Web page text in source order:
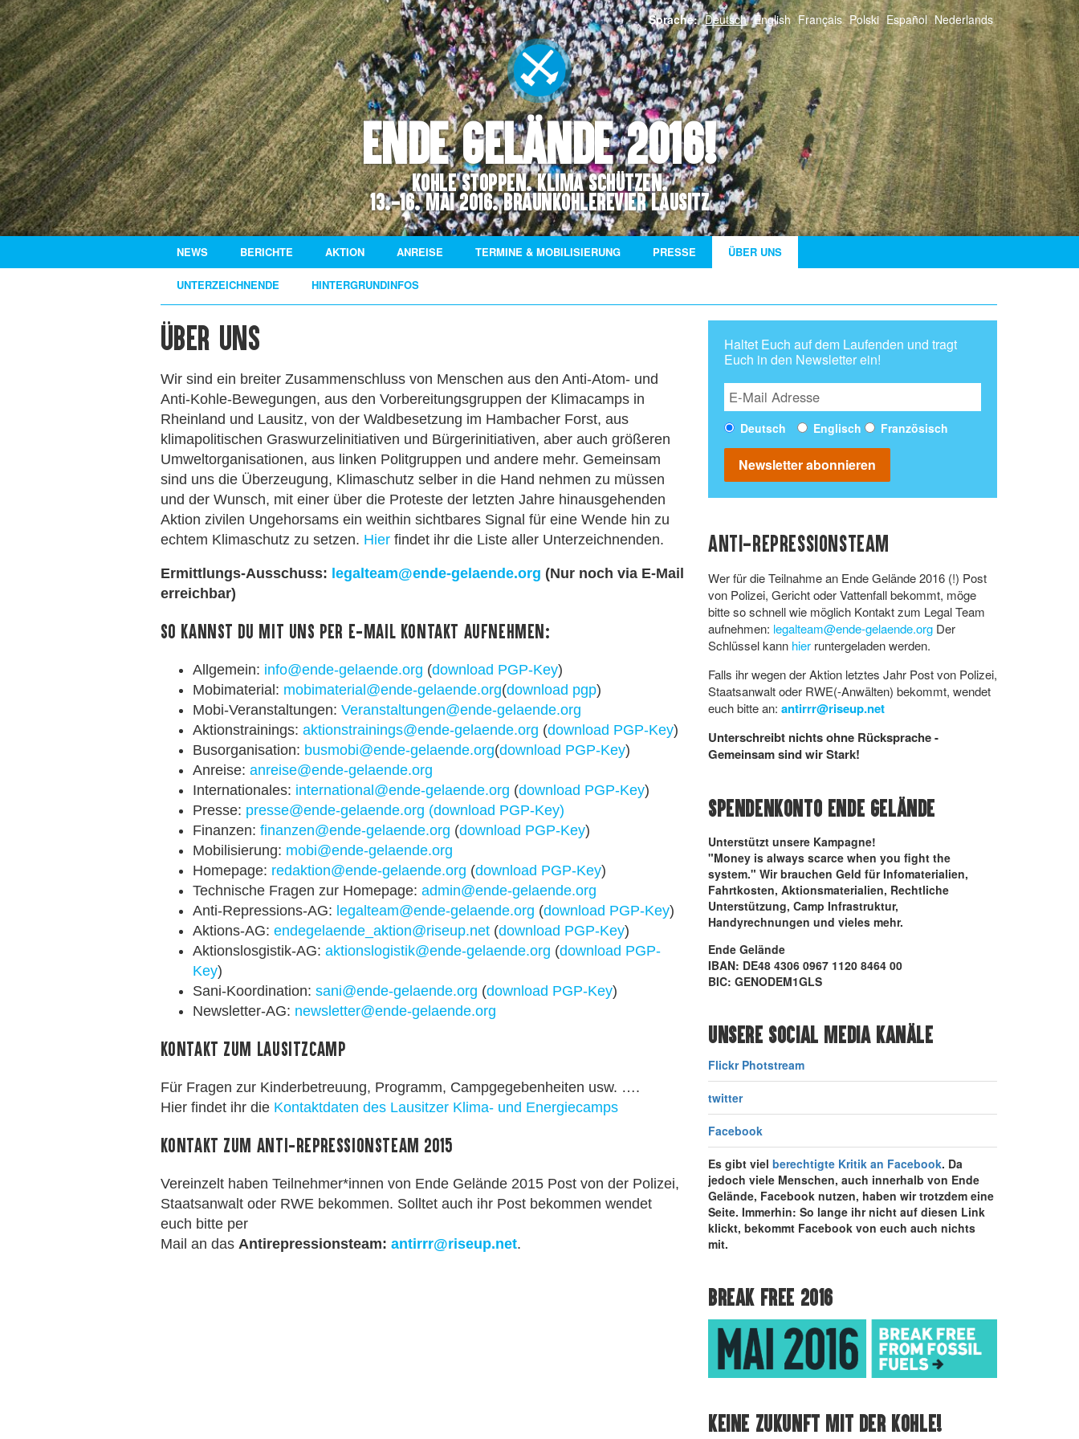
Sprache: Deutsch English Français Polski Español Nederlands
Ende Gelände 2016!
Kohle stoppen. Klima schützen.
13.-16. Mai 2016. Braunkohlerevier Lausitz
NEWS BERICHTE AKTION ANREISE TERMINE & MOBILISIERUNG PRESSE ÜBER UNS
UNTERZEICHNENDE HINTERGRUNDINFOS
Über uns
Wir sind ein breiter Zusammenschluss von Menschen aus den Anti-Atom- und
Anti-Kohle-Bewegungen, aus den Vorbereitungsgruppen der Klimacamps in
Rheinland und Lausitz, von der Waldbesetzung im Hambacher Forst, aus
klimapolitischen Graswurzelinitiativen und Bürgerinitiativen, aber auch größeren
Umweltorganisationen, aus linken Politgruppen und andere mehr. Gemeinsam
sind uns die Überzeugung, Klimaschutz selber in die Hand nehmen zu müssen
und der Wunsch, mit einer über die Proteste der letzten Jahre hinausgehenden
Aktion zivilen Ungehorsams ein weithin sichtbares Signal für eine Wende hin zu
echtem Klimaschutz zu setzen. Hierfindet ihr die Liste aller Unterzeichnenden.
Ermittlungs-Ausschuss: legalteam@ende-gelaende.org (Nur noch via E-Mail
erreichbar)
So kannst Du mit uns per E-Mail Kontakt aufnehmen:
Allgemein: info@ende-gelaende.org (download PGP-Key)
Mobimaterial: mobimaterial@ende-gelaende.org(download pgp)
Mobi-Veranstaltungen: Veranstaltungen@ende-gelaende.org
Aktionstrainings: aktionstrainings@ende-gelaende.org (download PGP-Key)
Busorganisation: busmobi@ende-gelaende.org(download PGP-Key)
Anreise: anreise@ende-gelaende.org
Internationales: international@ende-gelaende.org (download PGP-Key)
Presse: presse@ende-gelaende.org (download PGP-Key)
Finanzen: finanzen@ende-gelaende.org (download PGP-Key)
Mobilisierung: mobi@ende-gelaende.org
Homepage: redaktion@ende-gelaende.org (download PGP-Key)
Technische Fragen zur Homepage: admin@ende-gelaende.org
Anti-Repressions-AG: legalteam@ende-gelaende.org (download PGP-Key)
Aktions-AG: endegelaende_aktion@riseup.net(download PGP-Key)
Aktionslosgistik-AG: aktionslogistik@ende-gelaende.org (download PGP-
Key)
Sani-Koordination: sani@ende-gelaende.org (download PGP-Key)
Newsletter-AG: newsletter@ende-gelaende.org
Kontakt zum Lausitzcamp
Für Fragen zur Kinderbetreuung, Programm, Campgegebenheiten usw. ….
Hier findet ihr die Kontaktdaten des Lausitzer Klima- und Energiecamps
Kontakt zum Anti-Repressionsteam 2015
Vereinzelt haben Teilnehmer*innen von Ende Gelände 2015 Post von der Polizei,
Staatsanwalt oder RWE bekommen. Solltet auch ihr Post bekommen wendet
euch bitte per
Mail an das Antirepressionsteam: antirrr@riseup.net.
Haltet Euch auf dem Laufenden und tragt
Euch in den Newsletter ein!
Deutsch Englisch Französisch
Newsletter abonnieren
ANTI-REPRESSIONSTEAM
Wer für die Teilnahme an Ende Gelände 2016 (!) Post
von Polizei, Gericht oder Vattenfall bekommt, möge
bitte so schnell wie möglich Kontakt zum Legal Team
aufnehmen: legalteam@ende-gelaende.org Der
Schlüssel kann hier runtergeladen werden.
Falls ihr wegen der Aktion letztes Jahr Post von Polizei,
Staatsanwalt oder RWE(-Anwälten) bekommt, wendet
euch bitte an: antirrr@riseup.net
Unterschreibt nichts ohne Rücksprache -
Gemeinsam sind wir Stark!
SPENDENKONTO ENDE GELÄNDE
Unterstützt unsere Kampagne!
"Money is always scarce when you fight the
system." Wir brauchen Geld für Infomaterialien,
Fahrtkosten, Aktionsmaterialien, Rechtliche
Unterstützung, Camp Infrastruktur,
Handyrechnungen und vieles mehr.
Ende Gelände
IBAN: DE48 4306 0967 1120 8464 00
BIC: GENODEM1GLS
UNSERE SOCIAL MEDIA KANÄLE
Flickr Photstream
twitter
Facebook
Es gibt viel berechtigte Kritik an Facebook. Da
jedoch viele Menschen, auch innerhalb von Ende
Gelände, Facebook nutzen, haben wir trotzdem eine
Seite. Immerhin: So lange ihr nicht auf diesen Link
klickt, bekommt Facebook von euch auch nichts
mit.
BREAK FREE 2016
KEINE ZUKUNFT MIT DER KOHLE!